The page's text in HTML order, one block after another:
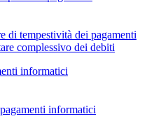
di tempestività dei pagamenti
complessivo dei debiti
informatici
informatici